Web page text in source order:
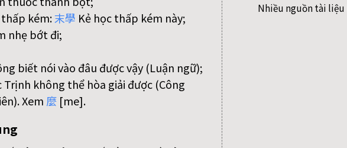
kém:末學 Kẻ học thấp kém này;
nhẹ bớt đi;
biết nói vào đâu được vậy (Luận ngữ);
Trịnh không thể hòa giải được (Công
Xem 麼 [me].
Nhiều nguồn tài liệu